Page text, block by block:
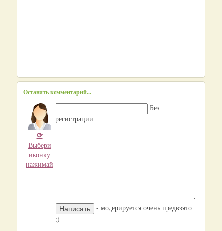
Оставить комментарий...
⟳
Выбери
иконку
нажимай
Без
регистрации
- модерируется очень предвзято
:)